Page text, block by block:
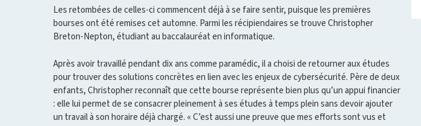
Les retombées de celles-ci commencent déjà à se faire sentir, puisque les premières
bourses ont été remises cet automne. Parmi les récipiendaires se trouve Christopher
Breton-Nepton, étudiant au baccalauréat en informatique.
Après avoir travaillé pendant dix ans comme paramédic, il a choisi de retourner aux études
pour trouver des solutions concrètes en lien avec les enjeux de cybersécurité. Père de deux
enfants, Christopher reconnaît que cette bourse représente bien plus qu’un appui financier
: elle lui permet de se consacrer pleinement à ses études à temps plein sans devoir ajouter
un travail à son horaire déjà chargé. « C’est aussi une preuve que mes efforts sont vus et